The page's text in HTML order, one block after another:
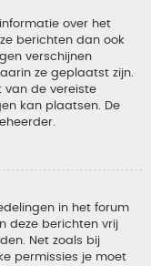
over het
berichten dan ook
verschijnen
ze geplaatst zijn.
van de vereiste
kan plaatsen. De
in het forum
deze berichten vrij
Net zoals bij
permissies je moet